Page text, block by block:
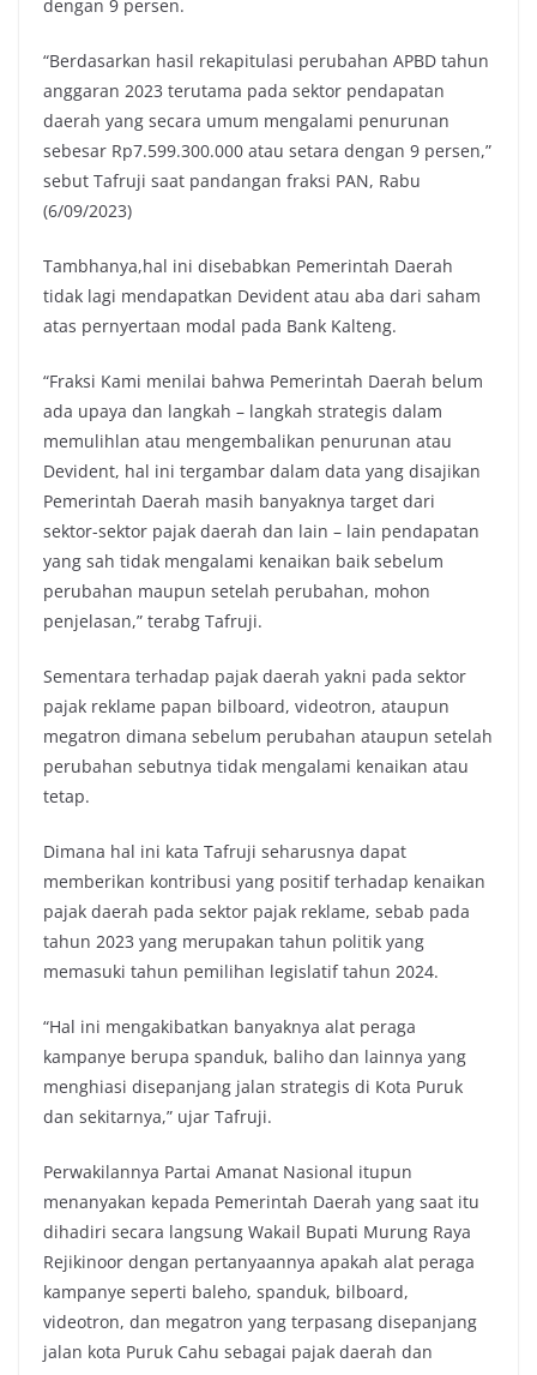
dengan 9 persen.
“Berdasarkan hasil rekapitulasi perubahan APBD tahun
anggaran 2023 terutama pada sektor pendapatan
daerah yang secara umum mengalami penurunan
sebesar Rp7.599.300.000 atau setara dengan 9 persen,”
sebut Tafruji saat pandangan fraksi PAN, Rabu
(6/09/2023)
Tambhanya,hal ini disebabkan Pemerintah Daerah
tidak lagi mendapatkan Devident atau aba dari saham
atas pernyertaan modal pada Bank Kalteng.
“Fraksi Kami menilai bahwa Pemerintah Daerah belum
ada upaya dan langkah – langkah strategis dalam
memulihlan atau mengembalikan penurunan atau
Devident, hal ini tergambar dalam data yang disajikan
Pemerintah Daerah masih banyaknya target dari
sektor-sektor pajak daerah dan lain – lain pendapatan
yang sah tidak mengalami kenaikan baik sebelum
perubahan maupun setelah perubahan, mohon
penjelasan,” terabg Tafruji.
Sementara terhadap pajak daerah yakni pada sektor
pajak reklame papan bilboard, videotron, ataupun
megatron dimana sebelum perubahan ataupun setelah
perubahan sebutnya tidak mengalami kenaikan atau
tetap.
Dimana hal ini kata Tafruji seharusnya dapat
memberikan kontribusi yang positif terhadap kenaikan
pajak daerah pada sektor pajak reklame, sebab pada
tahun 2023 yang merupakan tahun politik yang
memasuki tahun pemilihan legislatif tahun 2024.
“Hal ini mengakibatkan banyaknya alat peraga
kampanye berupa spanduk, baliho dan lainnya yang
menghiasi disepanjang jalan strategis di Kota Puruk
dan sekitarnya,” ujar Tafruji.
Perwakilannya Partai Amanat Nasional itupun
menanyakan kepada Pemerintah Daerah yang saat itu
dihadiri secara langsung Wakail Bupati Murung Raya
Rejikinoor dengan pertanyaannya apakah alat peraga
kampanye seperti baleho, spanduk, bilboard,
videotron, dan megatron yang terpasang disepanjang
jalan kota Puruk Cahu sebagai pajak daerah dan